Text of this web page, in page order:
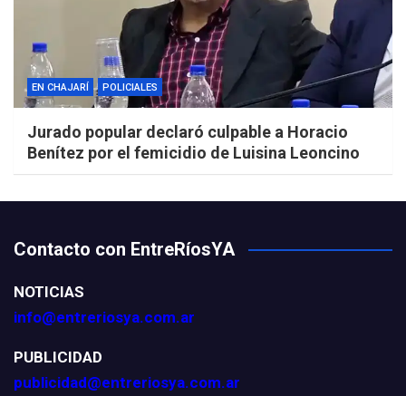
EN CHAJARÍ POLICIALES
Jurado popular declaró culpable a Horacio
Benítez por el femicidio de Luisina Leoncino
Contacto con EntreRíosYA
NOTICIAS
info@entreriosya.com.ar
PUBLICIDAD
publicidad@entreriosya.com.ar